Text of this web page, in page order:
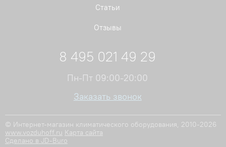
Статьи
Отзывы
8 495 021 49 29
Пн-Пт 09:00-20:00
Заказать звонок
© Интернет-магазин климатического оборудования, 2010-2026
www.vozduhoff.ru Карта сайта
Сделано в JD-Buro